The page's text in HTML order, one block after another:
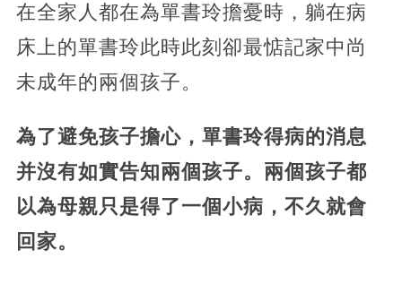
在全家人都在為單書玲擔憂時，躺在病
床上的單書玲此時此刻卻最惦記家中尚
未成年的兩個孩子。
為了避免孩子擔心，單書玲得病的消息
并沒有如實告知兩個孩子。兩個孩子都
以為母親只是得了一個小病，不久就會
回家。